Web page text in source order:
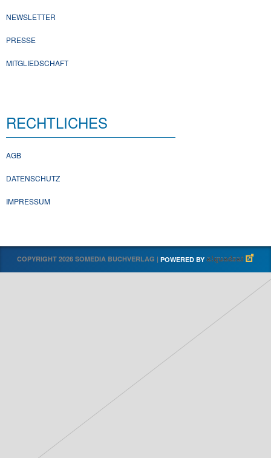
NEWSLETTER
PRESSE
MITGLIEDSCHAFT
RECHTLICHES
AGB
DATENSCHUTZ
IMPRESSUM
COPYRIGHT 2026 SOMEDIA BUCHVERLAG | POWERED BY